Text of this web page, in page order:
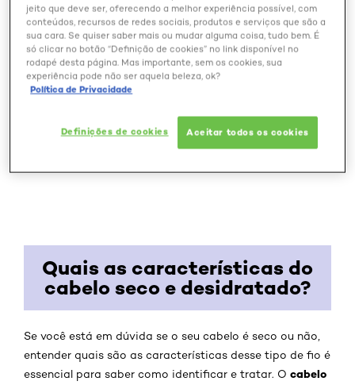
Ocabelo secoocorre por conta dabaixa
produção de oleosidadepelas glândulas
sebáceas no folículo piloso, que por sua vez não
consegue realizar uma boa lubrificação do fio,
causando a desproteção natural da fibra capilar.
Por esse motivo, a cutícula —que é a camada mais
externa da fibra— fica exposta, com dificuldade
ocasionando na
desidratação do fio, aspecto
ressecado das pontase com bastantefrizz pelo
Quais as características do
cabelo seco e desidratado?
Se você está em dúvida se o seu cabelo é seco ou não,
entender quais são as características desse tipo de fio é
essencial para saber como identificar e tratar. O cabelo
jeito que deve ser, oferecendo a melhor experiência possível, com
conteúdos, recursos de redes sociais, produtos e serviços que são a
sua cara. Se quiser saber mais ou mudar alguma coisa, tudo bem. É
só clicar no botão “Definição de cookies” no link disponível no
rodapé desta página. Mas importante, sem os cookies, sua
experiência pode não ser aquela beleza, ok?
Política de Privacidade
Definições de cookies Aceitar todos os cookies